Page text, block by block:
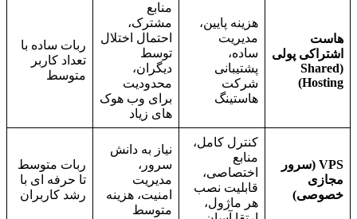
هاست
اشتراکی پولی
(Shared
Hosting)
هزینه پایین،
مدیریت
ساده،
پشتیبانی
شرکت
هاستینگ
منابع
مشترک،
احتمال اختلال
توسط
دیگران،
محدودیت
برای وب هوک
های زیاد
ربات ساده با
تعداد کاربر
متوسط
VPS (سرور
مجازی
خصوصی)
کنترل کامل،
منابع
اختصاصی،
قابلیت نصب
هر ماژول،
نیاز به دانش
سرور،
مدیریت
امنیت، هزینه
متوسط
ربات متوسط
تا حرفه ای با
رشد کاربران